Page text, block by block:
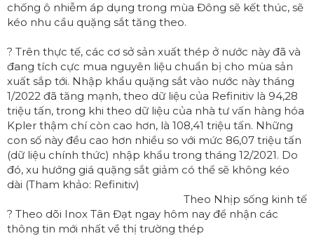
chống ô nhiễm áp dụng trong mùa Đông sẽ kết thúc, sẽ
kéo nhu cầu quặng sắt tăng theo.
? Trên thực tế, các cơ sở sản xuất thép ở nước này đã và
đang tích cực mua nguyên liệu chuẩn bị cho mùa sản
xuất sắp tới. Nhập khẩu quặng sắt vào nước này tháng
1/2022 đã tăng mạnh, theo dữ liệu của Refinitiv là 94,28
triệu tấn, trong khi theo dữ liệu của nhà tư vấn hàng hóa
Kpler thậm chí còn cao hơn, là 108,41 triệu tấn. Những
con số này đều cao hơn nhiều so với mức 86,07 triệu tấn
(dữ liệu chính thức) nhập khẩu trong tháng 12/2021. Do
đó, xu hướng giá quặng sắt giảm có thể sẽ không kéo
dài (Tham khảo: Refinitiv)
Theo Nhịp sống kinh tế
? Theo dõi Inox Tân Đạt ngay hôm nay để nhận các
thông tin mới nhất về thị trường thép